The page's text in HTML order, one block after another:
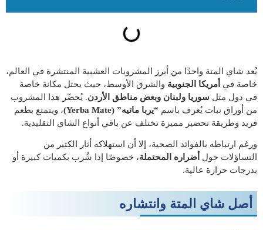
يُعد شاي المتة واحدًا من أبرز المشروبات العشبية المنتشرة في العالم،
خاصة في أمريكا الجنوبية والشرق الأوسط، حيث يحتل مكانة خاصة
في دول مثل سوريا ولبنان وبعض مناطق الأردن. يُحضّر هذا المشروب
من أوراق نبات يُعرف باسم “يربا ماتيه” (Yerba Mate)
، ويتمتع بطعم
فريد وطريقة تحضير مميزة تختلف عن باقي أنواع الشاي التقليدية.
ورغم ارتباطه بالفوائد الصحية، إلا أن استهلاكه أثار الكثير من
التساؤلات حول أضراره المحتملة، خصوصًا إذا شُرب بكميات كبيرة أو
بدرجات حرارة عالية.
أصل شاي المتة وانتشاره